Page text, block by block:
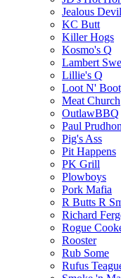
Jealous Devil
KC Butt
Killer Hogs
Kosmo's Q
Lambert
Lillie's Q
Loot N'
Meat Church
OutlawBBQ
Paul
Pig's Ass
Pit Happens
PK Grill
Plowboys
Pork Mafia
R Butts R
Richard
Rogue
Rooster
Rub Some
Rufus